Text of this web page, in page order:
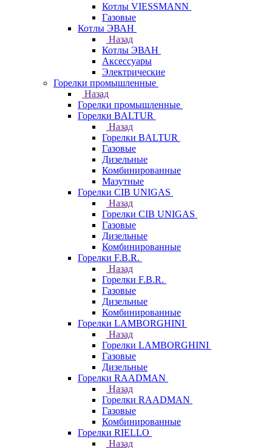
Котлы VIESSMANN
Газовые
Котлы ЭВАН
Назад
Котлы ЭВАН
Аксессуары
Электрические
Горелки промышленные
Назад
Горелки промышленные
Горелки BALTUR
Назад
Горелки BALTUR
Газовые
Дизельные
Комбинированные
Мазутные
Горелки CIB UNIGAS
Назад
Горелки CIB UNIGAS
Газовые
Дизельные
Комбинированные
Горелки F.B.R.
Назад
Горелки F.B.R.
Газовые
Дизельные
Комбинированные
Горелки LAMBORGHINI
Назад
Горелки LAMBORGHINI
Газовые
Дизельные
Горелки RAADMAN
Назад
Горелки RAADMAN
Газовые
Комбинированные
Горелки RIELLO
Назад